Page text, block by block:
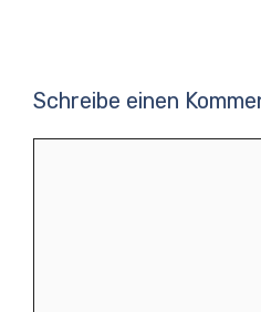
Schreibe einen